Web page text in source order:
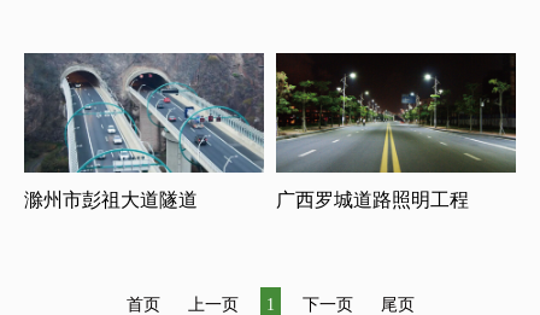
滁州市彭祖大道隧道 广西罗城道路照明工程
首页 上一页 1 下一页 尾页